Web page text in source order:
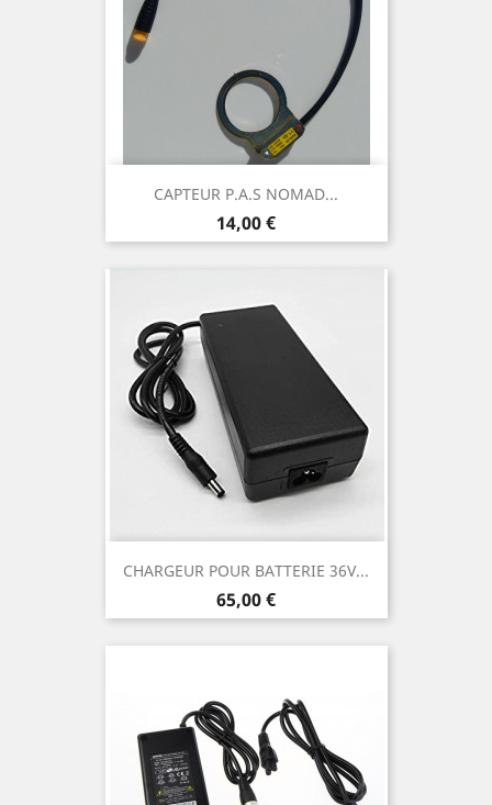
CAPTEUR P.A.S NOMAD...
Prix
14,00 €
CHARGEUR POUR BATTERIE 36V...
Prix
65,00 €